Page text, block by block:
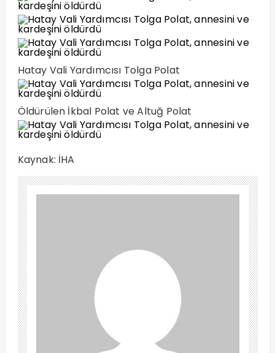
Hatay Vali Yardımcısı Tolga Polat
Öldürülen İkbal Polat ve Altuğ Polat
Kaynak: İHA